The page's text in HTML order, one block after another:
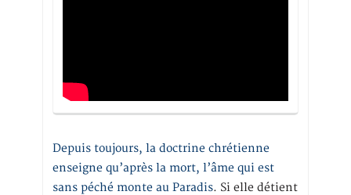
Depuis toujours, la doctrine chrétienne
enseigne qu’après la mort, l’âme qui est
sans péché monte au Paradis. Si elle détient